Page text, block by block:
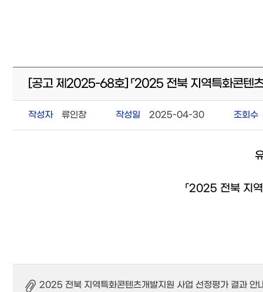
[공고 제2025-68호] 「2025 전북 지역특화콘텐
작성자 류인창 작성일 2025-04-30 조회수
「2025 전북 지
2025 전북 지역특화콘텐츠개발지원 사업 선정평가 결과